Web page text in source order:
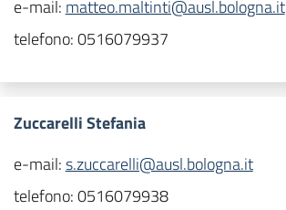
e-mail: matteo.maltinti@ausl.bologna.it
telefono:0516079937
Zuccarelli Stefania
e-mail:s.zuccarelli@ausl.bologna.it
telefono:0516079938